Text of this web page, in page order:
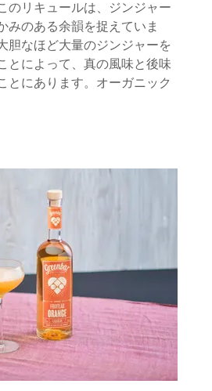
のリキュールは、ジンジャー
みのある余韻を捉えていま
胆なほど大量のジンジャーを
とによって、真の風味と後味
とにあります。オーガニック